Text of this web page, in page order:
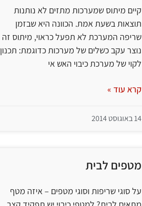
קיים מיתוס שמערכות מתזים לא נותנות
תוצאות בשעת אמת. הכוונה היא שבזמן
שריפה המערכת לא תפעל כראוי, מיתוס זה
נוצר עקב כשלים של מערכות כדוגמת: תכנון
לקוי של מערכת כיבוי האש אי
קרא עוד »
14 באוגוסט 2014
מטפים לבית
על סוגי שריפות וסוגי מטפים – איזה מטף